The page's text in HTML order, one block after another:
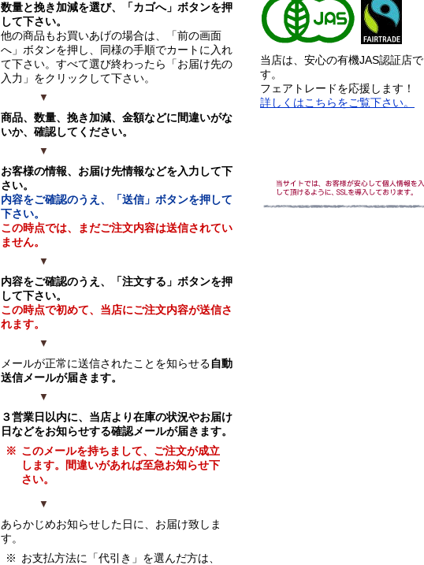
数量と挽き加減を選び、「カゴへ」ボタンを押
して下さい。
他の商品もお買いあげの場合は、「前の画面
へ」ボタンを押し、同様の手順でカートに入れ
て下さい。すべて選び終わったら「お届け先の
入力」をクリックして下さい。
▼
商品、数量、挽き加減、金額などに間違いがな
いか、確認してください。
▼
お客様の情報、お届け先情報などを入力して下
さい。
内容をご確認のうえ、「送信」ボタンを押して
下さい。
この時点では、まだご注文内容は送信されてい
ません。
▼
内容をご確認のうえ、「注文する」ボタンを押
して下さい。
この時点で初めて、当店にご注文内容が送信さ
れます。
▼
メールが正常に送信されたことを知らせる自動
送信メールが届きます。
▼
３営業日以内に、当店より在庫の状況やお届け
日などをお知らせする確認メールが届きます。
※ このメールを持ちまして、ご注文が成立
します。間違いがあれば至急お知らせ下
さい。
▼
あらかじめお知らせした日に、お届け致しま
す。
※ お支払方法に「代引き」を選んだ方は、
当店は、安心の有機JAS認証店で
す。
フェアトレードを応援します！
詳しくはこちらをご覧下さい。